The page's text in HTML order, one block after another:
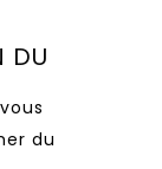
DU
du